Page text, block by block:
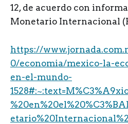
12, de acuerdo con
Monetario Internacional
https://
0/economia/mexico-la-
en-el-mundo-